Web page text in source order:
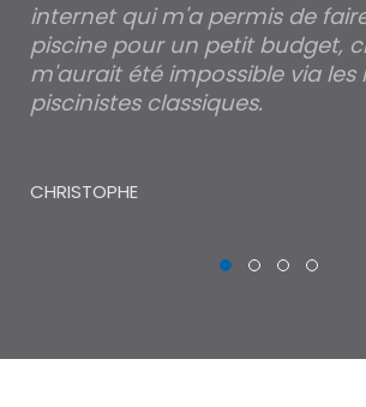
internet qui m'a permis de
piscine pour un petit budget,
m'aurait été impossible via les
piscinistes classiques.
CHRISTOPHE